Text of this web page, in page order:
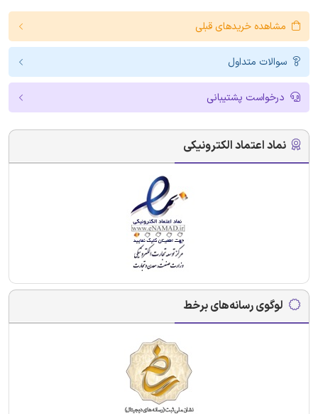
مشاهده خریدهای قبلی
سوالات متداول
درخواست پشتیبانی
نماد اعتماد الکترونیکی
لوگوی رسانه‌های برخط